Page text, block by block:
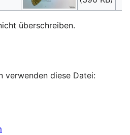
überschreiben.
verwenden diese Datei: